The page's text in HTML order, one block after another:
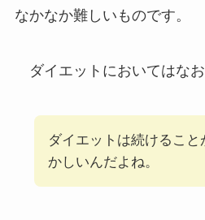
なかなか難しいものです。
ダイエットにおいてはなお
ダイエットは続けること
かしいんだよね。